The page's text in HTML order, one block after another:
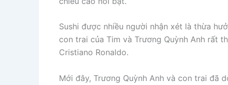
Sushi được nhiều người nhận xét là thừa
con trai của Tim và Trương Quỳnh Anh rất
Cristiano Ronaldo.
Mới đây, Trương Quỳnh Anh và con trai đã